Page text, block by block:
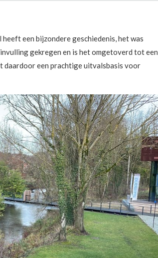
een bijzondere geschiedenis, het was
gekregen en is het omgetoverd tot een
daardoor een prachtige uitvalsbasis voor